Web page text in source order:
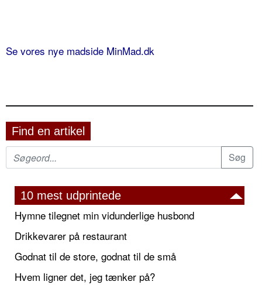
Se vores nye madside MinMad.dk
Find en artikel
10 mest udprintede
Hymne tilegnet min vidunderlige husbond
Drikkevarer på restaurant
Godnat til de store, godnat til de små
Hvem ligner det, jeg tænker på?